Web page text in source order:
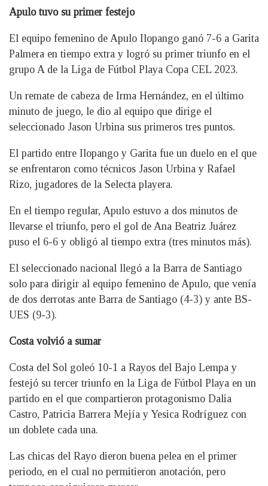
Apulo tuvo su primer festejo
El equipo femenino de Apulo Ilopango ganó 7-6 a Garita
Palmera en tiempo extra y logró su primer triunfo en el
grupo A de la Liga de Fútbol Playa Copa CEL 2023.
Un remate de cabeza de Irma Hernández, en el último
minuto de juego, le dio al equipo que dirige el
seleccionado Jason Urbina sus primeros tres puntos.
El partido entre Ilopango y Garita fue un duelo en el que
se enfrentaron como técnicos Jason Urbina y Rafael
Rizo, jugadores de la Selecta playera.
En el tiempo regular, Apulo estuvo a dos minutos de
llevarse el triunfo, pero el gol de Ana Beatriz Juárez
puso el 6-6 y obligó al tiempo extra (tres minutos más).
El seleccionado nacional llegó a la Barra de Santiago
solo para dirigir al equipo femenino de Apulo, que venía
de dos derrotas ante Barra de Santiago (4-3) y ante BS-
UES (9-3).
Costa volvió a sumar
Costa del Sol goleó 10-1 a Rayos del Bajo Lempa y
festejó su tercer triunfo en la Liga de Fútbol Playa en un
partido en el que compartieron protagonismo Dalia
Castro, Patricia Barrera Mejía y Yesica Rodríguez con
un doblete cada una.
Las chicas del Rayo dieron buena pelea en el primer
periodo, en el cual no permitieron anotación, pero